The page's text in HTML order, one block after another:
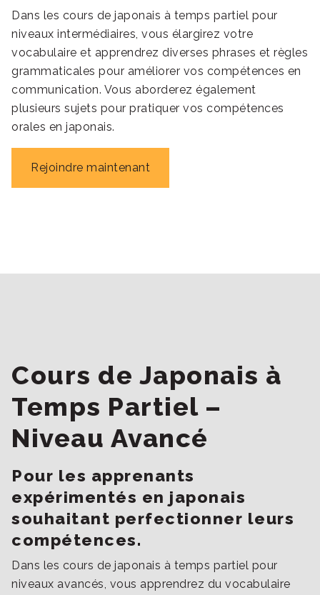
Dans les cours de japonais à temps partiel pour
niveaux intermédiaires, vous élargirez votre
vocabulaire et apprendrez diverses phrases et règles
grammaticales pour améliorer vos compétences en
communication. Vous aborderez également
plusieurs sujets pour pratiquer vos compétences
orales en japonais.
Rejoindre maintenant
Cours de Japonais à
Temps Partiel –
Niveau Avancé
Pour les apprenants
expérimentés en japonais
souhaitant perfectionner leurs
compétences.
Dans les cours de japonais à temps partiel pour
niveaux avancés, vous apprendrez du vocabulaire